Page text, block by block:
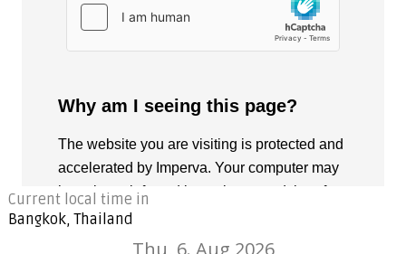
Current local time in
Bangkok, Thailand